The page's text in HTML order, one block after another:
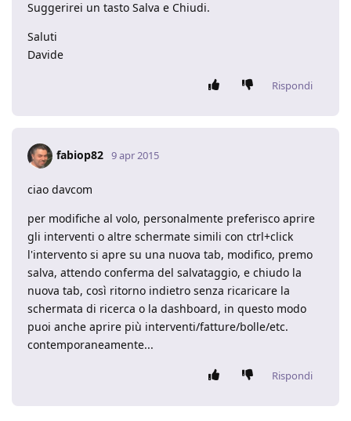
Suggerirei un tasto Salva e Chiudi.
Saluti
Davide
Rispondi
fabiop82 9 apr 2015
ciao davcom
per modifiche al volo, personalmente preferisco aprire
gli interventi o altre schermate simili con ctrl+click
l'intervento si apre su una nuova tab, modifico, premo
salva, attendo conferma del salvataggio, e chiudo la
nuova tab, così ritorno indietro senza ricaricare la
schermata di ricerca o la dashboard, in questo modo
puoi anche aprire più interventi/fatture/bolle/etc.
contemporaneamente...
Rispondi